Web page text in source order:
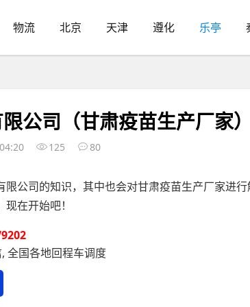
物流 北京 天津 遵化 乐亭
公司（甘肃疫苗生产厂家）
125 80
公司的知识，其中也会对甘肃疫苗生产厂家进
在开始吧！
全国各地回程车调度